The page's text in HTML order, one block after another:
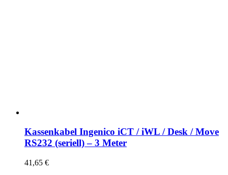
Kassenkabel Ingenico iCT / iWL / Desk / Move
RS232 (seriell) – 3 Meter
41,65 €